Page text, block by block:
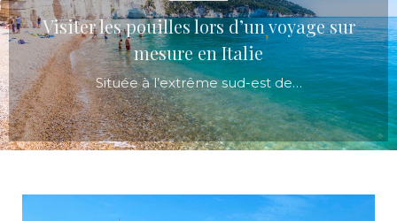
Visiter les pouilles lors d’un voyage sur
mesure en Italie
Située à l’extrême sud-est de…